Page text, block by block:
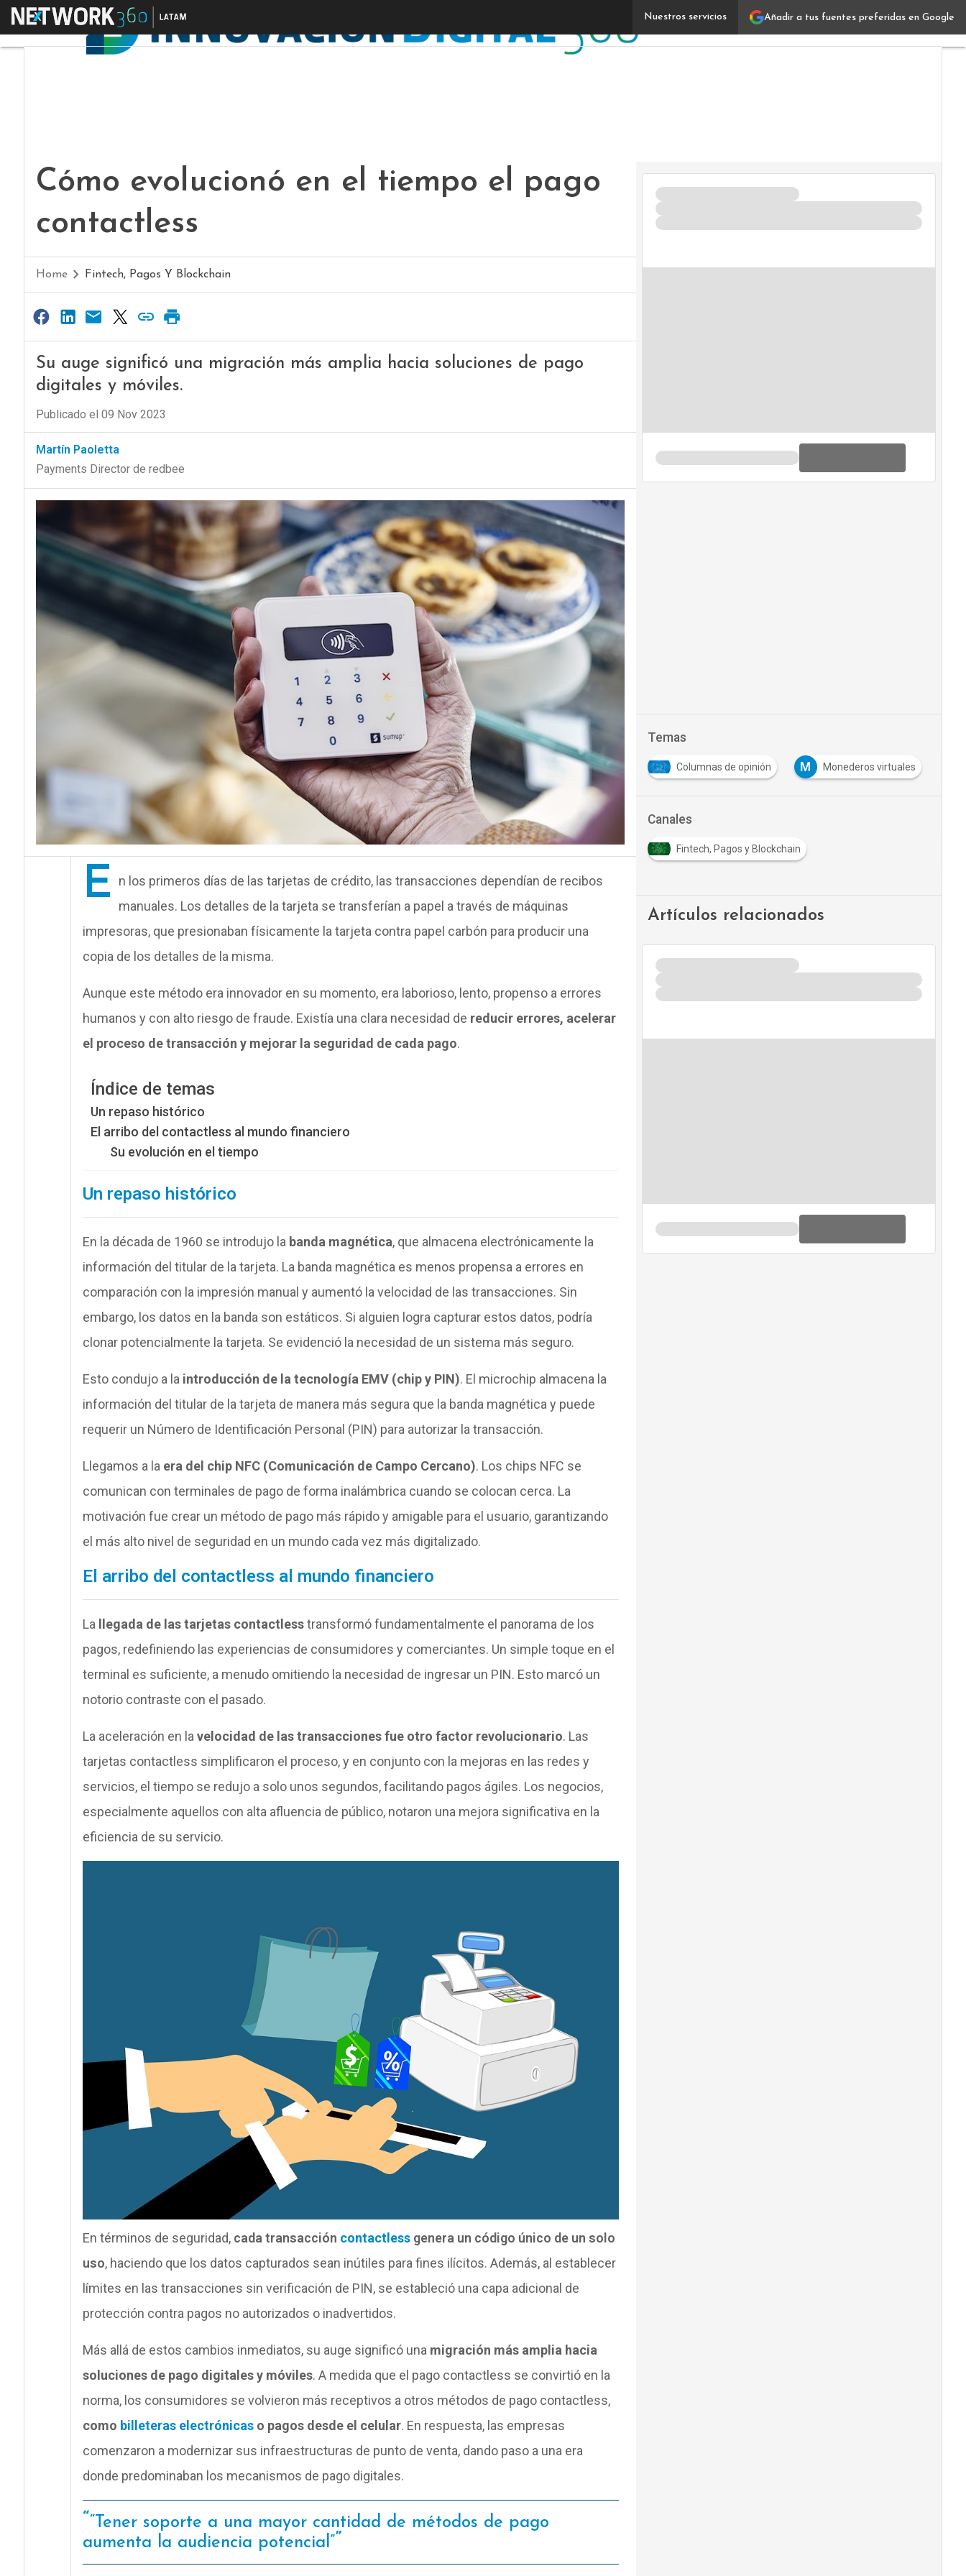
Añadir a tus fuentes preferidas en Google
Nuestros servicios
Menú Cómo evolucionó en el tiempo el pago contactless
IT
Cómo evolucionó en el tiempo el pago
contactless
Home Fintech, Pagos Y Blockchain
Su auge significó una migración más amplia hacia soluciones de pago
digitales y móviles.
Publicado el 09 Nov 2023
Martín Paoletta
Payments Director de redbee
E
n los primeros días de las tarjetas de crédito, las transacciones dependían de recibos
manuales. Los detalles de la tarjeta se transferían a papel a través de máquinas
impresoras, que presionaban físicamente la tarjeta contra papel carbón para producir una
copia de los detalles de la misma.
Aunque este método era innovador en su momento, era laborioso, lento, propenso a errores
humanos y con alto riesgo de fraude. Existía una clara necesidad de reducir errores, acelerar
el proceso de transacción y mejorar la seguridad de cada pago.
Índice de temas
Un repaso histórico
El arribo del contactless al mundo financiero
Su evolución en el tiempo
Un repaso histórico
En la década de 1960 se introdujo la banda magnética, que almacena electrónicamente la
información del titular de la tarjeta. La banda magnética es menos propensa a errores en
comparación con la impresión manual y aumentó la velocidad de las transacciones. Sin
embargo, los datos en la banda son estáticos. Si alguien logra capturar estos datos, podría
clonar potencialmente la tarjeta. Se evidenció la necesidad de un sistema más seguro.
Esto condujo a la introducción de la tecnología EMV (chip y PIN). El microchip almacena la
información del titular de la tarjeta de manera más segura que la banda magnética y puede
requerir un Número de Identificación Personal (PIN) para autorizar la transacción.
Llegamos a la era del chip NFC (Comunicación de Campo Cercano). Los chips NFC se
comunican con terminales de pago de forma inalámbrica cuando se colocan cerca. La
motivación fue crear un método de pago más rápido y amigable para el usuario, garantizando
el más alto nivel de seguridad en un mundo cada vez más digitalizado.
El arribo del contactless al mundo financiero
La llegada de las tarjetas contactlesstransformó fundamentalmente el panorama de los
pagos, redefiniendo las experiencias de consumidores y comerciantes. Un simple toque en el
terminal es suficiente, a menudo omitiendo la necesidad de ingresar un PIN. Esto marcó un
notorio contraste con el pasado.
La aceleración en la velocidad de las transacciones fue otro factor revolucionario. Las
tarjetas contactless simplificaron el proceso, y en conjunto con la mejoras en las redes y
servicios, el tiempo se redujo a solo unos segundos, facilitando pagos ágiles. Los negocios,
especialmente aquellos con alta afluencia de público, notaron una mejora significativa en la
eficiencia de su servicio.
En términos de seguridad, cada transacción contactlessgenera un código único de un solo
uso, haciendo que los datos capturados sean inútiles para fines ilícitos. Además, al establecer
límites en las transacciones sin verificación de PIN, se estableció una capa adicional de
protección contra pagos no autorizados o inadvertidos.
Más allá de estos cambios inmediatos, su auge significó una migración más amplia hacia
soluciones de pago digitales y móviles. A medida que el pago contactless se convirtió en la
norma, los consumidores se volvieron más receptivos a otros métodos de pago contactless,
como billeteras electrónicaso pagos desde el celular. En respuesta, las empresas
comenzaron a modernizar sus infraestructuras de punto de venta, dando paso a una era
donde predominaban los mecanismos de pago digitales.
“Tener soporte a una mayor cantidad de métodos de pago
aumenta la audiencia potencial”
Temas
Banca, Seguros y Servicios Financieros Columnas de opinión M Monederos virtuales
Canales
Fintech, Pagos y Blockchain
Artículos relacionados